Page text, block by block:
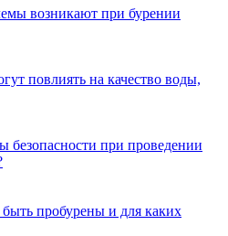
возникают при бурении
повлиять на качество воды,
при проведении
пробурены и для каких